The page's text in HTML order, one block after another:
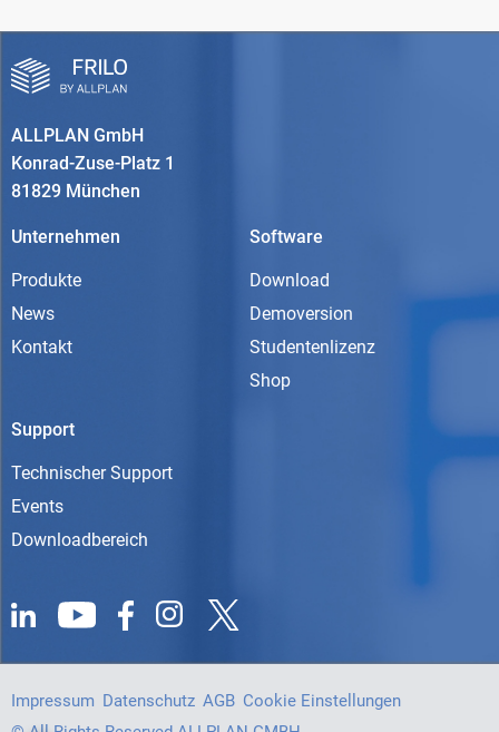
ALLPLAN GmbH
Konrad-Zuse-Platz 1
81829 München
Unternehmen
Produkte
News
Kontakt
Software
Download
Demoversion
Studentenlizenz
Shop
Support
Technischer Support
Events
Downloadbereich
Impressum Datenschutz AGB Cookie Einstellungen